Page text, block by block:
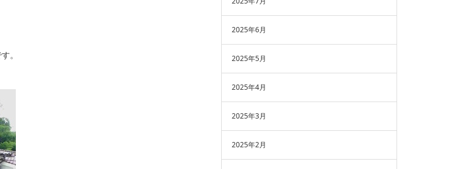
。
2025年6月
2025年5月
2025年4月
2025年3月
2025年2月